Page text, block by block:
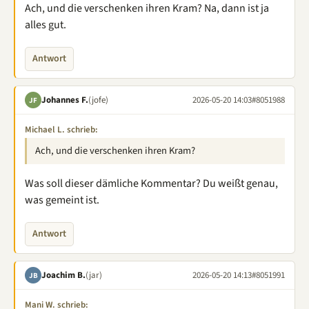
Ach, und die verschenken ihren Kram? Na, dann ist ja
alles gut.
Antwort
JF Johannes F.(jofe) 2026-05-20 14:03#8051988
Michael L. schrieb:
Ach, und die verschenken ihren Kram?
Was soll dieser dämliche Kommentar? Du weißt genau,
was gemeint ist.
Antwort
JB Joachim B.(jar) 2026-05-20 14:13#8051991
Mani W. schrieb: